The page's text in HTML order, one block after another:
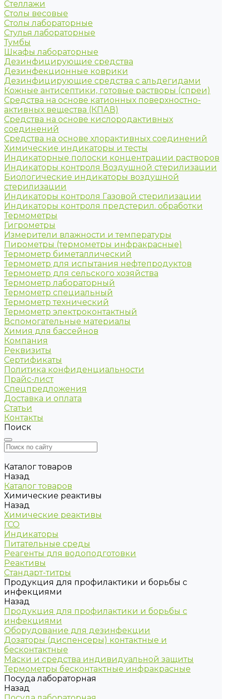
Стеллажи
Столы весовые
Столы лабораторные
Стулья лабораторные
Тумбы
Шкафы лабораторные
Дезинфицирующие средства
Дезинфекционные коврики
Дезинфицирующие средства с альдегидами
Кожные антисептики, готовые растворы (спреи)
Средства на основе катионных поверхностно-
активных вещества (КПАВ)
Средства на основе кислородактивных
соединений
Средства на основе хлорактивных соединений
Химические индикаторы и тесты
Индикаторные полоски концентрации растворов
Индикаторы контроля Воздушной стерилизации
Биологические индикаторы воздушной
стерилизации
Индикаторы контроля Газовой стерилизации
Индикаторы контроля предстерил. обработки
Термометры
Гигрометры
Измерители влажности и температуры
Пирометры (термометры инфракрасные)
Термометр биметаллический
Термометр для испытания нефтепродуктов
Термометр для сельского хозяйства
Термометр лабораторный
Термометр специальный
Термометр технический
Термометр электроконтактный
Вспомогательные материалы
Химия для бассейнов
Компания
Реквизиты
Сертификаты
Политика конфиденциальности
Прайс-лист
Спецпредложения
Доставка и оплата
Статьи
Контакты
Поиск
Каталог товаров
Назад
Каталог товаров
Химические реактивы
Назад
Химические реактивы
ГСО
Индикаторы
Питательные среды
Реагенты для водоподготовки
Реактивы
Стандарт-титры
Продукция для профилактики и борьбы с
инфекциями
Назад
Продукция для профилактики и борьбы с
инфекциями
Оборудование для дезинфекции
Дозаторы (диспенсеры) контактные и
бесконтактные
Маски и средства индивидуальной защиты
Термометры бесконтактные инфракрасные
Посуда лабораторная
Назад